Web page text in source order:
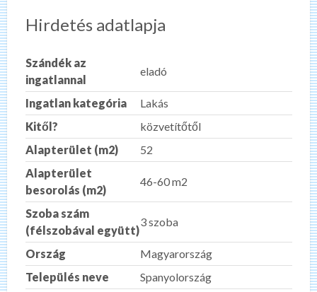
Hirdetés adatlapja
Szándék az
ingatlannal
eladó
Ingatlan kategória
Lakás
Kitől?
közvetítőtől
Alapterület (m2)
52
Alapterület
besorolás (m2)
46-60 m2
Szoba szám
(félszobával együtt)
3 szoba
Ország
Magyarország
Település neve
Spanyolország